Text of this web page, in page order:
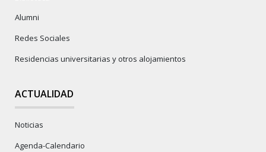
Alumni
Redes Sociales
Residencias universitarias y otros alojamientos
ACTUALIDAD
Noticias
Agenda-Calendario